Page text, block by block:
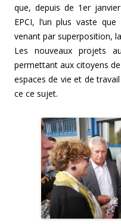
que, depuis de 1er
EPCI, l’un plus vaste
venant par superposition,
Les nouveaux projets
permettant aux citoyens
espaces de vie et de
ce ce sujet.